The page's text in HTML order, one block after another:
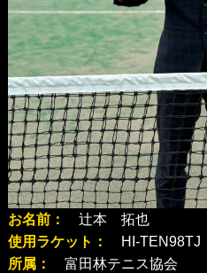
お名前：
辻本 拓也
使用ラケット：
HI-TEN98TJ
所属：
富田林テニス協会